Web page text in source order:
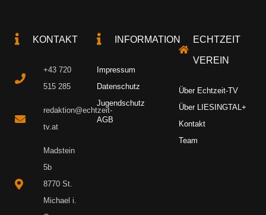
KONTAKT
+43 720
515 285
redaktion@echtzeit-
tv.at
Madstein
5b
8770 St.
Michael i.
INFORMATION
Impressum
Datenschutz
Jugendschutz
AGB
ECHTZEIT
VEREIN
Über Echtzeit-TV
Über LIESINGTAL+
Kontakt
Team